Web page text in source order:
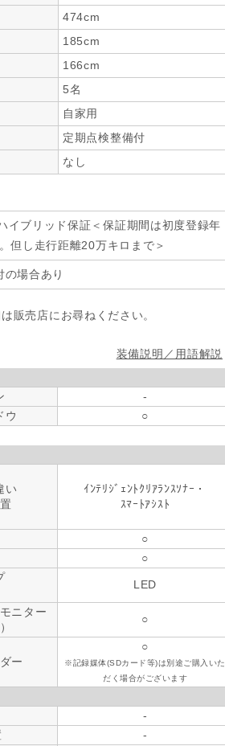
474cm
185cm
166cm
5名
自家用
定期点検整備付
なし
ブリッド保証＜保証期間は初度登録年
但し走行距離20万キロまで＞
場合あり
販売店にお尋ねください。
装備説明／用語解説
-
ウ
○
い
ｲﾝﾃﾘｼﾞｪﾝﾄｸﾘｱﾗﾝｽｿﾅｰ・
ｽﾏｰﾄｱｼｽﾄ
○
○
LED
ニター
○
ー
○
※記録媒体(SDカード等)は別途ご購入いた
だく場合がございます
-
-